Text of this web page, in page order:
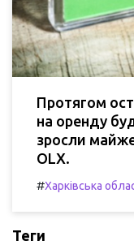
Протягом
на оренду
зросли
OLX.
#Харківська
Теги